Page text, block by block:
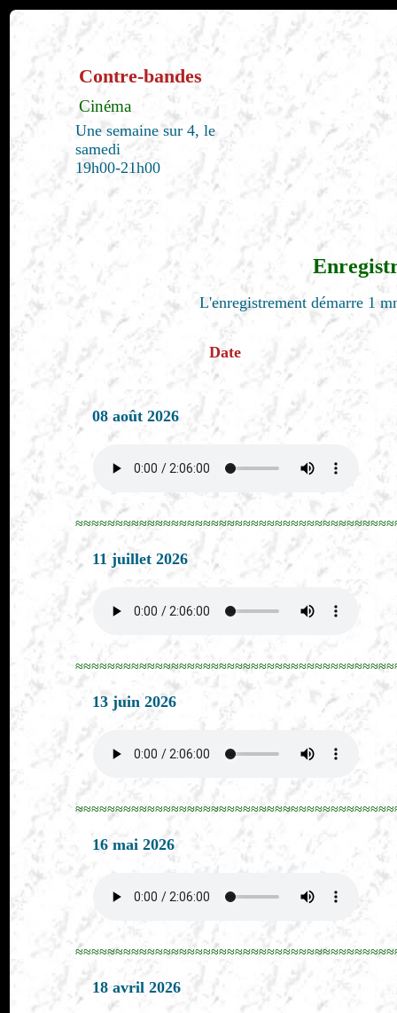
Contre-bandes
Cinéma
Une semaine sur 4, le
samedi
19h00-21h00
L'enregistrement démarre 1
Date
08 août 2026
11 juillet 2026
13 juin 2026
16 mai 2026
18 avril 2026